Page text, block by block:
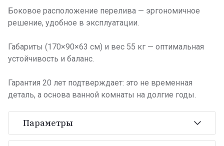
Боковое расположение перелива — эргономичное
решение, удобное в эксплуатации.
Габариты (170×90×63 см) и вес 55 кг — оптимальная
устойчивость и баланс.
Гарантия 20 лет подтверждает: это не временная
деталь, а основа ванной комнаты на долгие годы.
Параметры